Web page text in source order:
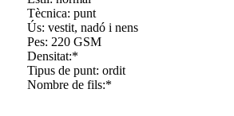
Tècnica: punt
Ús: vestit, nadó i nens
Pes: 220 GSM
Densitat:*
Tipus de punt: ordit
Nombre de fils:*